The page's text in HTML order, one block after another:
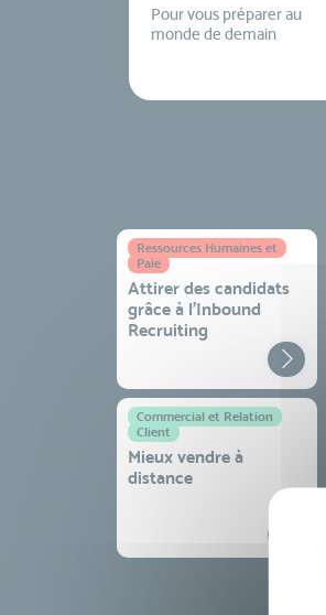
Pour vous préparer au
monde de demain
Ressources Humaines et
Paie
Attirer des candidats
grâce à l’Inbound
Recruiting
Commercial et Relation
Client
Mieux vendre à
distance